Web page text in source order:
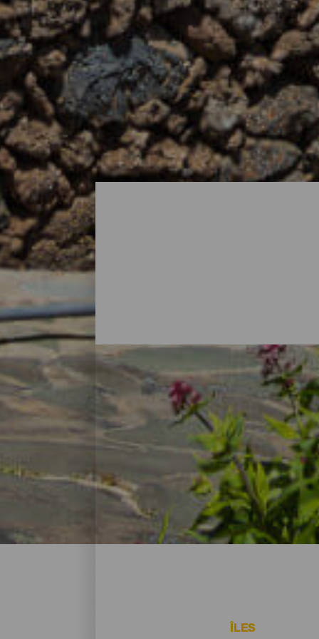
Les hôtels, maisons
Après avoir passé la journée à explorer
d’hébergement à El Hierro s’adapte
hôtels parfaits pour vivre d’amour et de
dans des paysages spectaculaires, il y
ÎLES